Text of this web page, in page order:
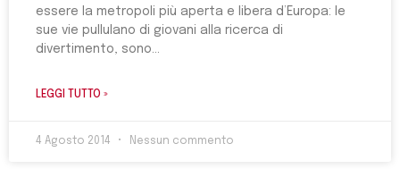
essere la metropoli più aperta e libera d’Europa: le
sue vie pullulano di giovani alla ricerca di
divertimento, sono
LEGGI TUTTO »
4 Agosto 2014 Nessun commento